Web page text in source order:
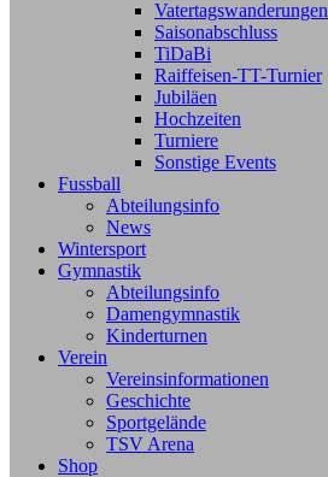
Vatertagswanderungen
Saisonabschluss
TiDaBi
Raiffeisen-TT-Turnier
Jubiläen
Hochzeiten
Turniere
Sonstige Events
Fussball
Abteilungsinfo
News
Wintersport
Gymnastik
Abteilungsinfo
Damengymnastik
Kinderturnen
Verein
Vereinsinformationen
Geschichte
Sportgelände
TSV Arena
Shop